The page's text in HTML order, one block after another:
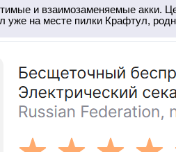
и взаимозаменяемые акки.
уже на месте пилки Крафтул,